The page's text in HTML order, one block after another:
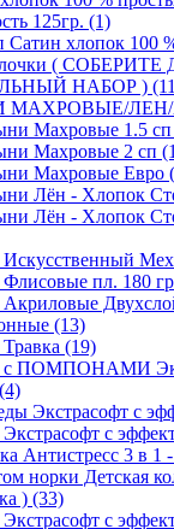
125гр. (1)
Сатин хлопок 100
(
НАБОР )
МАХРОВЫЕ/
Махровые 1.5 сп
Махровые 2 сп
Махровые Евро
Лён - Хлопок
Лён - Хлопок
пл. 180
(13)
(19)
с ПОМПОНАМИ
Экстрасофт с
с
Антистресс 3 в 1
норки Детская
) (33)
с